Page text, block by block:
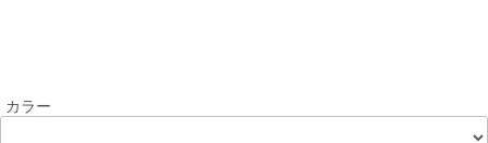
カラー